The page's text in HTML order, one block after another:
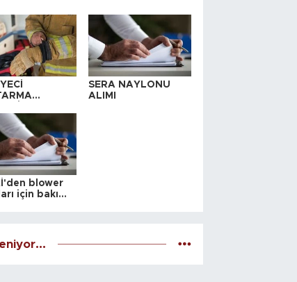
SERA NAYLONU
ALIMI
blower
için bakım